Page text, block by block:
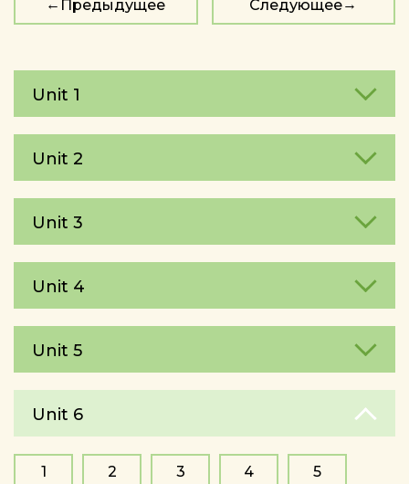
Предыдущее Следующее
Unit 1
Unit 2
Unit 3
Unit 4
Unit 5
Unit 6
1 2 3 4 5